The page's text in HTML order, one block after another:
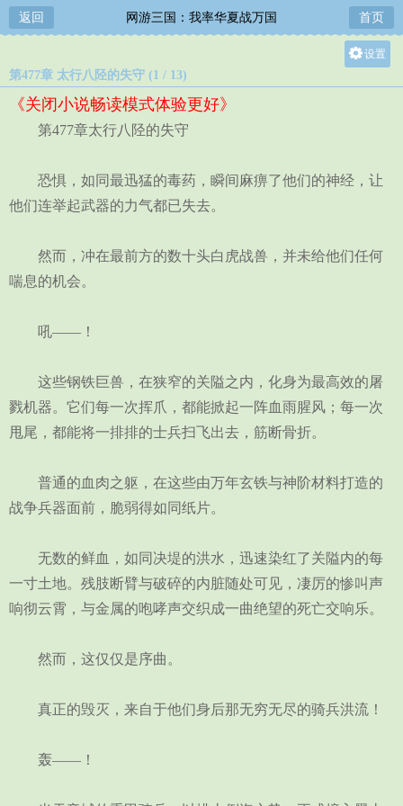
返回 网游三国：我率华夏战万国 首页
设置
第477章 太行八陉的失守 (1 / 13)
《关闭小说畅读模式体验更好》
第477章太行八陉的失守
恐惧，如同最迅猛的毒药，瞬间麻痹了他们的神经，让
他们连举起武器的力气都已失去。
然而，冲在最前方的数十头白虎战兽，并未给他们任何
喘息的机会。
吼——！
这些钢铁巨兽，在狭窄的关隘之内，化身为最高效的屠
戮机器。它们每一次挥爪，都能掀起一阵血雨腥风；每一次
甩尾，都能将一排排的士兵扫飞出去，筋断骨折。
普通的血肉之躯，在这些由万年玄铁与神阶材料打造的
战争兵器面前，脆弱得如同纸片。
无数的鲜血，如同决堤的洪水，迅速染红了关隘内的每
一寸土地。残肢断臂与破碎的内脏随处可见，凄厉的惨叫声
响彻云霄，与金属的咆哮声交织成一曲绝望的死亡交响乐。
然而，这仅仅是序曲。
真正的毁灭，来自于他们身后那无穷无尽的骑兵洪流！
轰——！